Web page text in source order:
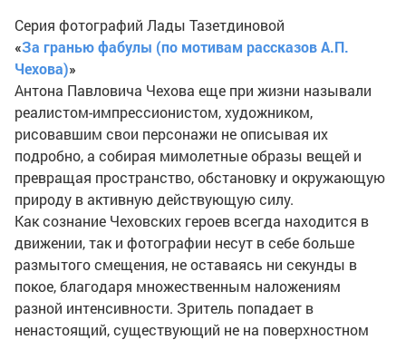
Серия фотографий Лады Тазетдиновой
«За гранью фабулы (по мотивам рассказов А.П.
Чехова)»
Антона Павловича Чехова еще при жизни называли
реалистом-импрессионистом, художником,
рисовавшим свои персонажи не описывая их
подробно, а собирая мимолетные образы вещей и
превращая пространство, обстановку и окружающую
природу в активную действующую силу.
Как сознание Чеховских героев всегда находится в
движении, так и фотографии несут в себе больше
размытого смещения, не оставаясь ни секунды в
покое, благодаря множественным наложениям
разной интенсивности. Зритель попадает в
ненастоящий, существующий не на поверхностном